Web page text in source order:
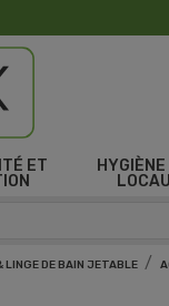
ET
LINGE DE BAIN JETABLE